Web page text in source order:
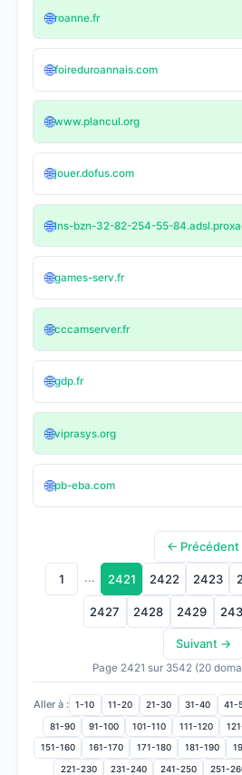
🌐roanne.fr
🌐foireduroannais.com
🌐www.plancul.org
🌐jouer.dofus.com
🌐lns-bzn-32-82-254-55-
🌐games-serv.fr
🌐cccamserver.fr
🌐gdp.fr
🌐viprasys.org
🌐pb-eba.com
← Précédent
1 ... 2421 2422 2423
2427 2428 2429
Suivant →
Page 2421 sur 3542 (20
Aller à : 1-10 11-20 21-30 31-40 41-
81-90 91-100 101-110 111-120
151-160 161-170 171-180 181-190
221-230 231-240 241-250 251-